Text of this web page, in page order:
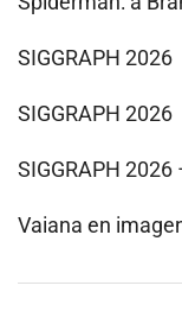
SIGGRAPH 2026
SIGGRAPH 2026
SIGGRAPH
Vaiana en